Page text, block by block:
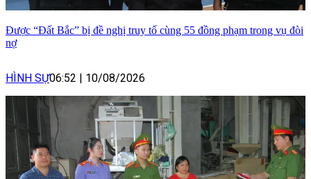
Được “Đất Bắc” bị đề nghị truy tố cùng 55 đồng phạm trong vụ đòi
nợ
HÌNH SỰ06:52 10/08/2026